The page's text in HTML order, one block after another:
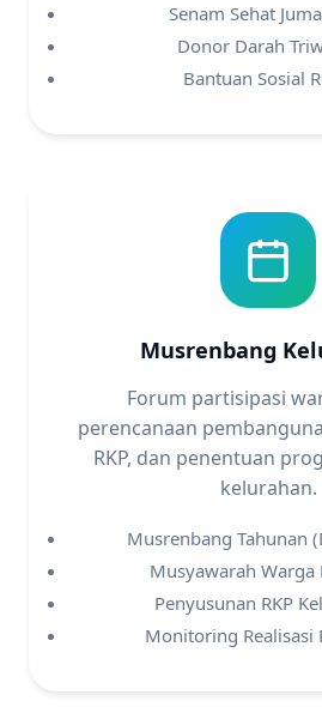
Senam Sehat
Donor Darah
Bantuan Sosial
Musrenbang
Forum partisipasi
perencanaan
RKP, dan penentuan
kelurahan.
Musrenbang Tahunan
Musyawarah Warga
Penyusunan RKP
Monitoring Realisasi